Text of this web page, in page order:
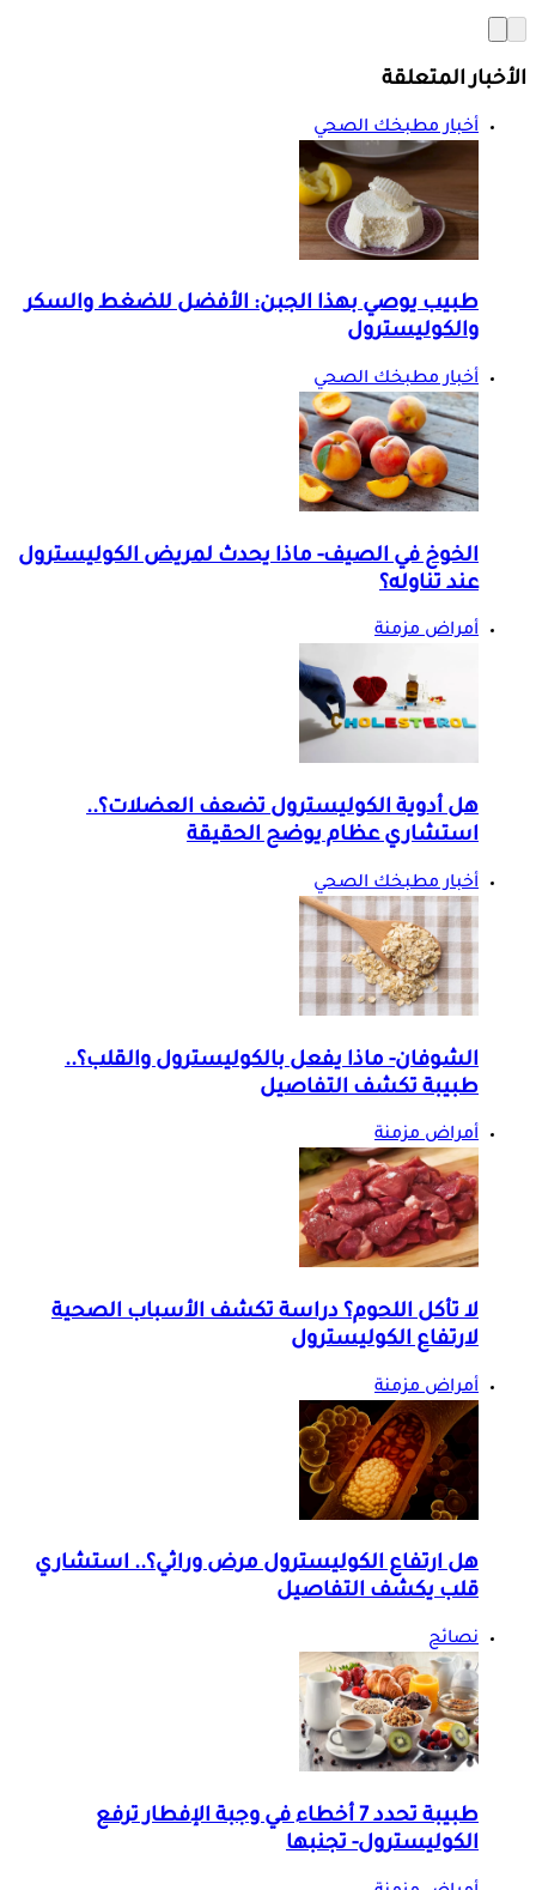
الأخبار المتعلقة
أخبار مطبخك الصحي
طبيب يوصي بهذا الجبن: الأفضل للضغط والسكر
والكوليسترول
أخبار مطبخك الصحي
الخوخ في الصيف- ماذا يحدث لمريض الكوليسترول
عند تناوله؟
أمراض مزمنة
هل أدوية الكوليسترول تضعف العضلات؟..
استشاري عظام يوضح الحقيقة
أخبار مطبخك الصحي
الشوفان- ماذا يفعل بالكوليسترول والقلب؟..
طبيبة تكشف التفاصيل
أمراض مزمنة
لا تأكل اللحوم؟ دراسة تكشف الأسباب الصحية
لارتفاع الكوليسترول
أمراض مزمنة
هل ارتفاع الكوليسترول مرض وراثي؟.. استشاري
قلب يكشف التفاصيل
نصائح
طبيبة تحدد 7 أخطاء في وجبة الإفطار ترفع
الكوليسترول- تجنبها